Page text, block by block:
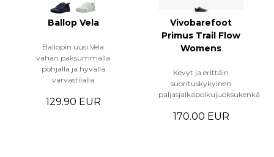
Ballop Vela
Ballopin uusi Vela
vähän paksummalla
pohjalla ja hyvällä
varvastilalla
129.90 EUR
Vivobarefoot
Primus Trail Flow
Womens
Kevyt ja erittäin
suorituskykyinen
paljasjalkapolkujuoksukenkä
170.00 EUR